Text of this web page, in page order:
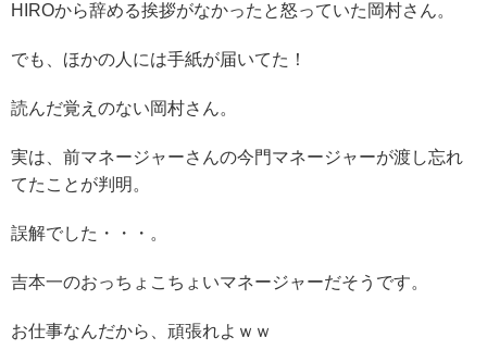
HIROから辞める挨拶がなかったと怒っていた岡村さん。
でも、ほかの人には手紙が届いてた！
読んだ覚えのない岡村さん。
実は、前マネージャーさんの今門マネージャーが渡し忘れ
てたことが判明。
誤解でした・・・。
吉本一のおっちょこちょいマネージャーだそうです。
お仕事なんだから、頑張れよｗｗ